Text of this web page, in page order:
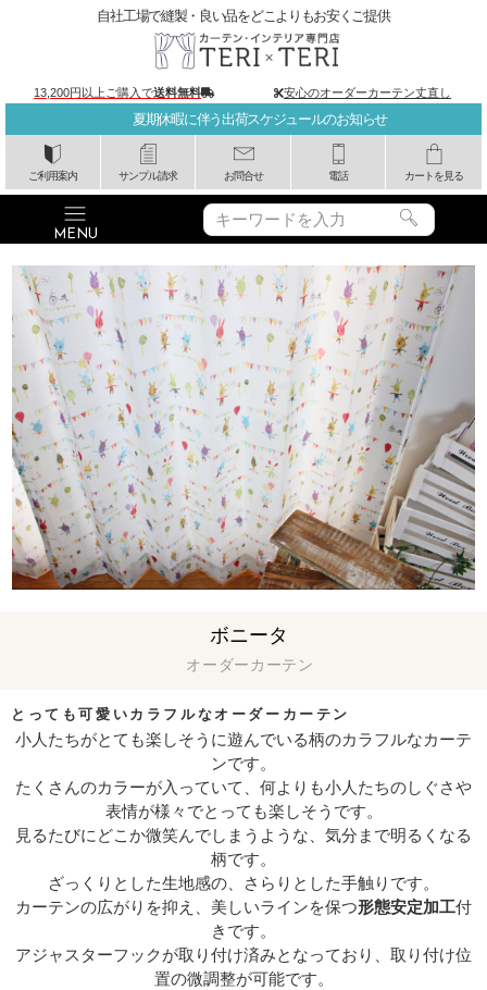
夏期休暇に伴う出荷スケジュールのお知らせ
ご利用案内 サンプル請求 お問合せ 電話 カートを見る
自社工場で縫製・良い品をどこよりもお安くご提供
13,200円以上ご購入で送料無料 安心のオーダーカーテン丈直し
とっても可愛いカラフルなオーダーカーテン
オーダーカーテン
ボニータ
小人たちがとても楽しそうに遊んでいる柄のカラフルなカーテ
ンです。
たくさんのカラーが入っていて、何よりも小人たちのしぐさや
表情が様々でとっても楽しそうです。
見るたびにどこか微笑んでしまうような、気分まで明るくなる
柄です。
ざっくりとした生地感の、さらりとした手触りです。
カーテンの広がりを抑え、美しいラインを保つ形態安定加工付
きです。
アジャスターフックが取り付け済みとなっており、取り付け位
置の微調整が可能です。